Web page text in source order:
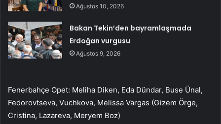
Ağustos 10, 2026
Bakan Tekin’den bayramlaşmada
Erdoğan vurgusu
Ağustos 9, 2026
Fenerbahçe Opet: Meliha Diken, Eda Dündar, Buse Ünal,
Fedorovtseva, Vuchkova, Melissa Vargas (Gizem Örge,
Cristina, Lazareva, Meryem Boz)